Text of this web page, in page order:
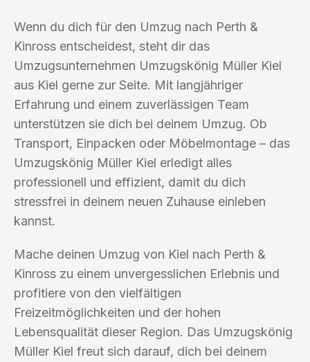
Wenn du dich für den Umzug nach Perth &
Kinross entscheidest, steht dir das
Umzugsunternehmen Umzugskönig Müller Kiel
aus Kiel gerne zur Seite. Mit langjähriger
Erfahrung und einem zuverlässigen Team
unterstützen sie dich bei deinem Umzug. Ob
Transport, Einpacken oder Möbelmontage – das
Umzugskönig Müller Kiel erledigt alles
professionell und effizient, damit du dich
stressfrei in deinem neuen Zuhause einleben
kannst.
Mache deinen Umzug von Kiel nach Perth &
Kinross zu einem unvergesslichen Erlebnis und
profitiere von den vielfältigen
Freizeitmöglichkeiten und der hohen
Lebensqualität dieser Region. Das Umzugskönig
Müller Kiel freut sich darauf, dich bei deinem